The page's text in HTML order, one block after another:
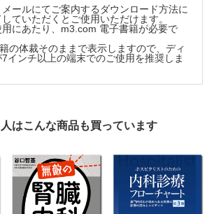
が9割？ ～身だしなみと礼節～
ここでは非常識？！ 意外とわからない病院で
なみと礼節／あなたは"医師"としてみられて
身にまとう，白衣の役割／医師である前
しさ／臨床推論を学ぶうえで重要な「考え
て言われたのに… ～臨床推論の出発地点：
出する～
海の出発点／医師の仕事≒患者さんの問題解
」の罠：注意すべき主訴／鑑別疾患リストをあ
ールにてご案内するダウンロード方法に
ていただくとご使用いただけます。
にあたり、m3.com 電子書籍が必要で
の体裁そのままで表示しますので、ディ
インチ以上の端末でのご使用を推奨しま
はこんな商品も買っています